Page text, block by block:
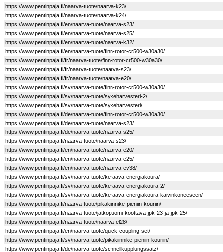
https://www.pentinpaja.fi/naarva-tuote/naarva-k23/
https://www.pentinpaja.fi/naarva-tuote/naarva-k24/
https://www.pentinpaja.fi/en/naarva-tuote/naarva-s23/
https://www.pentinpaja.fi/en/naarva-tuote/naarva-s25/
https://www.pentinpaja.fi/en/naarva-tuote/naarva-k32/
https://www.pentinpaja.fi/en/naarva-tuote/finn-rotor-cr500-w30a30/
https://www.pentinpaja.fi/fr/naarva-tuote/finn-rotor-cr500-w30a30/
https://www.pentinpaja.fi/fr/naarva-tuote/naarva-s23/
https://www.pentinpaja.fi/fr/naarva-tuote/naarva-e20/
https://www.pentinpaja.fi/sv/naarva-tuote/finn-rotor-cr500-w30a30/
https://www.pentinpaja.fi/sv/naarva-tuote/sykeharvesteri-2/
https://www.pentinpaja.fi/sv/naarva-tuote/sykeharvesteri/
https://www.pentinpaja.fi/de/naarva-tuote/finn-rotor-cr500-w30a30/
https://www.pentinpaja.fi/de/naarva-tuote/naarva-s23/
https://www.pentinpaja.fi/de/naarva-tuote/naarva-s25/
https://www.pentinpaja.fi/naarva-tuote/naarva-s23/
https://www.pentinpaja.fi/en/naarva-tuote/naarva-e20/
https://www.pentinpaja.fi/en/naarva-tuote/naarva-e25/
https://www.pentinpaja.fi/en/naarva-tuote/naarva-ev38/
https://www.pentinpaja.fi/sv/naarva-tuote/keraava-energiakoura/
https://www.pentinpaja.fi/sv/naarva-tuote/keraava-energiakoura-2/
https://www.pentinpaja.fi/sv/naarva-tuote/keraava-energiakoura-kaivinkoneeseen/
https://www.pentinpaja.fi/naarva-tuote/pikakiinnike-pieniin-kouriin/
https://www.pentinpaja.fi/naarva-tuote/jatkopuomi-koottava-jpk-23-ja-jpk-25/
https://www.pentinpaja.fi/naarva-tuote/naarva-el28/
https://www.pentinpaja.fi/en/naarva-tuote/quick-coupling-set/
https://www.pentinpaja.fi/sv/naarva-tuote/pikakiinnike-pieniin-kouriin/
https://www.pentinpaja.fi/de/naarva-tuote/schnellkupplungssatz/